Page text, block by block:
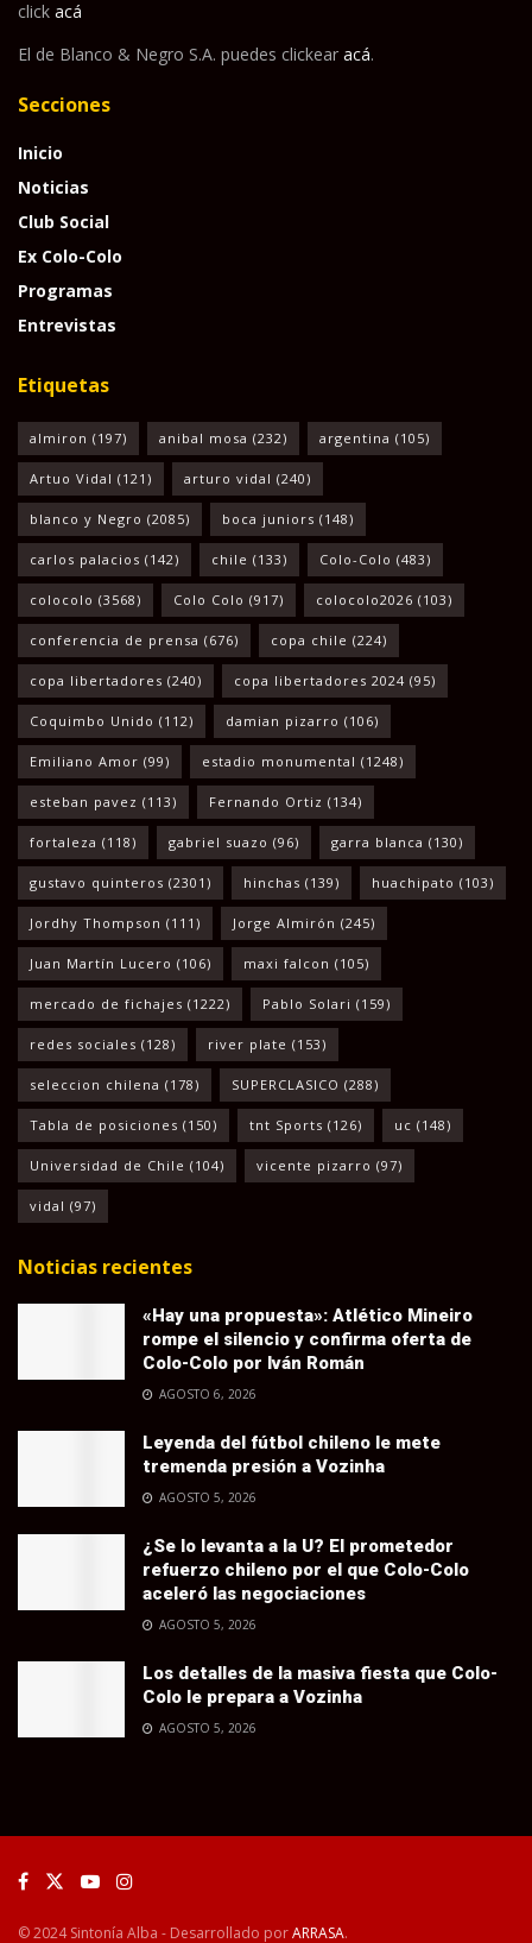
click acá
El de Blanco & Negro S.A. puedes clickear acá.
Secciones
Inicio
Noticias
Club Social
Ex Colo-Colo
Programas
Entrevistas
Etiquetas
almiron (197) anibal mosa (232) argentina (105)
Artuo Vidal (121) arturo vidal (240)
blanco y Negro (2085) boca juniors (148)
carlos palacios (142) chile (133) Colo-Colo (483)
colocolo (3568) Colo Colo (917) colocolo2026 (103)
conferencia de prensa (676) copa chile (224)
copa libertadores (240) copa libertadores 2024 (95)
Coquimbo Unido (112) damian pizarro (106)
Emiliano Amor (99) estadio monumental (1248)
esteban pavez (113) Fernando Ortiz (134)
fortaleza (118) gabriel suazo (96) garra blanca (130)
gustavo quinteros (2301) hinchas (139) huachipato (103)
Jordhy Thompson (111) Jorge Almirón (245)
Juan Martín Lucero (106) maxi falcon (105)
mercado de fichajes (1222) Pablo Solari (159)
redes sociales (128) river plate (153)
seleccion chilena (178) SUPERCLASICO (288)
Tabla de posiciones (150) tnt Sports (126) uc (148)
Universidad de Chile (104) vicente pizarro (97)
vidal (97)
Noticias recientes
«Hay una propuesta»: Atlético Mineiro
rompe el silencio y confirma oferta de
Colo-Colo por Iván Román
AGOSTO 6, 2026
Leyenda del fútbol chileno le mete
tremenda presión a Vozinha
AGOSTO 5, 2026
¿Se lo levanta a la U? El prometedor
refuerzo chileno por el que Colo-Colo
aceleró las negociaciones
AGOSTO 5, 2026
Los detalles de la masiva fiesta que Colo-
Colo le prepara a Vozinha
AGOSTO 5, 2026
© 2024 Sintonía Alba - Desarrollado porARRASA.